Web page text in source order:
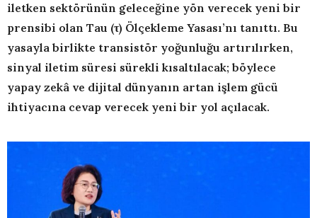
iletken sektörünün geleceğine yön verecek yeni bir
prensibi olan Tau (τ) Ölçekleme Yasası’nı tanıttı. Bu
yasayla birlikte transistör yoğunluğu artırılırken,
sinyal iletim süresi sürekli kısaltılacak; böylece
yapay zekâ ve dijital dünyanın artan işlem gücü
ihtiyacına cevap verecek yeni bir yol açılacak.